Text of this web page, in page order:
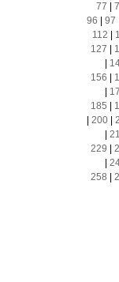
77
96
97
112
127
156
185
200|
229
258